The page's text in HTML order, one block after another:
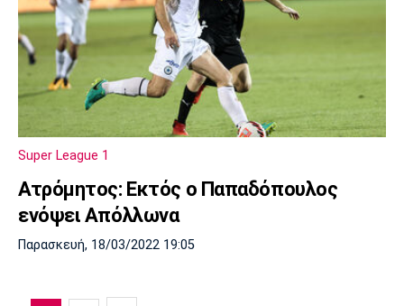
Super League 1
Ατρόμητος: Εκτός ο Παπαδόπουλος
ενόψει Απόλλωνα
Παρασκευή, 18/03/2022 19:05